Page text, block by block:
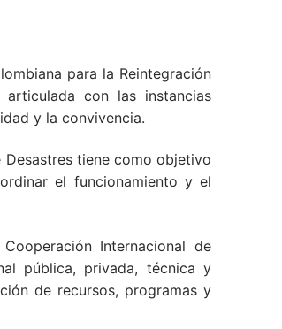
para la Reintegración
con las instancias
y la convivencia.
Desastres tiene como objetivo
el funcionamiento y el
Internacional de
pública, privada, técnica y
de recursos, programas y